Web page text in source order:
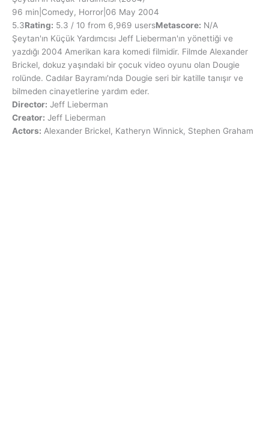
96 min Comedy, Horror 06 May 2004
5.3Rating: 5.3 / 10 from 6,969 usersMetascore: N/A
Şeytan'ın Küçük Yardımcısı Jeff Lieberman'ın yönettiği ve
yazdığı 2004 Amerikan kara komedi filmidir. Filmde Alexander
Brickel, dokuz yaşındaki bir çocuk video oyunu olan Dougie
rolünde. Cadılar Bayramı'nda Dougie seri bir katille tanışır ve
bilmeden cinayetlerine yardım eder.
Director: Jeff Lieberman
Creator: Jeff Lieberman
Actors: Alexander Brickel, Katheryn Winnick, Stephen Graham